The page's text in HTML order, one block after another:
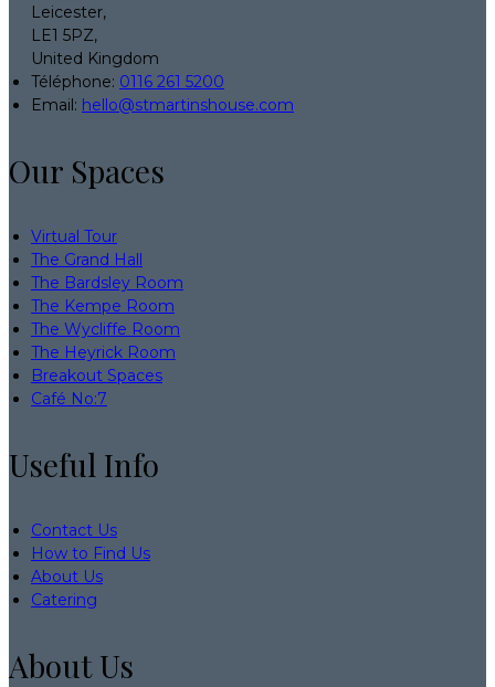
Leicester,
LE1 5PZ,
United Kingdom
Téléphone: 0116 261 5200
Email: hello@stmartinshouse.com
Our Spaces
Virtual Tour
The Grand Hall
The Bardsley Room
The Kempe Room
The Wycliffe Room
The Heyrick Room
Breakout Spaces
Café No:7
Useful Info
Contact Us
How to Find Us
About Us
Catering
About Us